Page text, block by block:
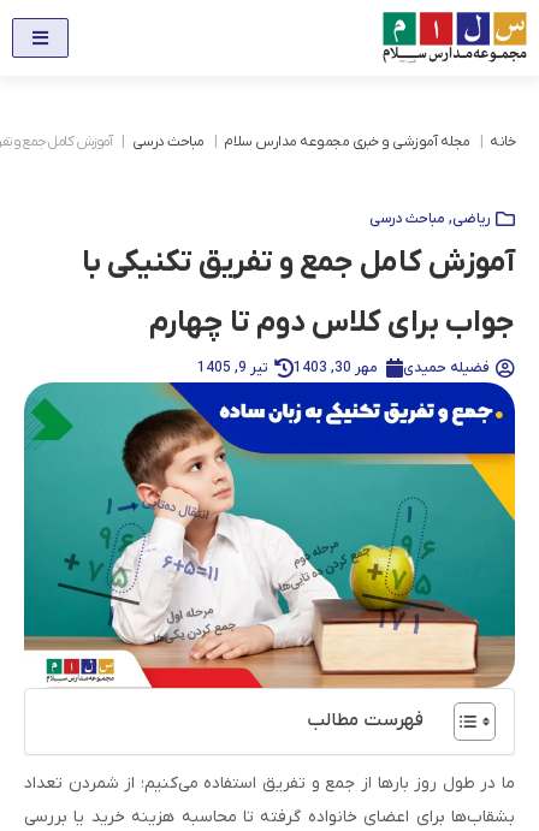
خانه مجله آموزشی و خبری مجموعه مدارس سلام مباحث درسی آموزش کامل جمع و
ریاضی, مباحث درسی
آموزش کامل جمع و تفریق تکنیکی با
جواب برای کلاس دوم تا چهارم
فضیله حمیدی مهر 30, 1403 تیر 9, 1405
فهرست مطالب
ما در طول روز بارها از جمع و تفریق استفاده می‌کنیم؛ از شمردن تعداد
بشقاب‌ها برای اعضای خانواده گرفته تا محاسبه هزینه خرید یا بررسی